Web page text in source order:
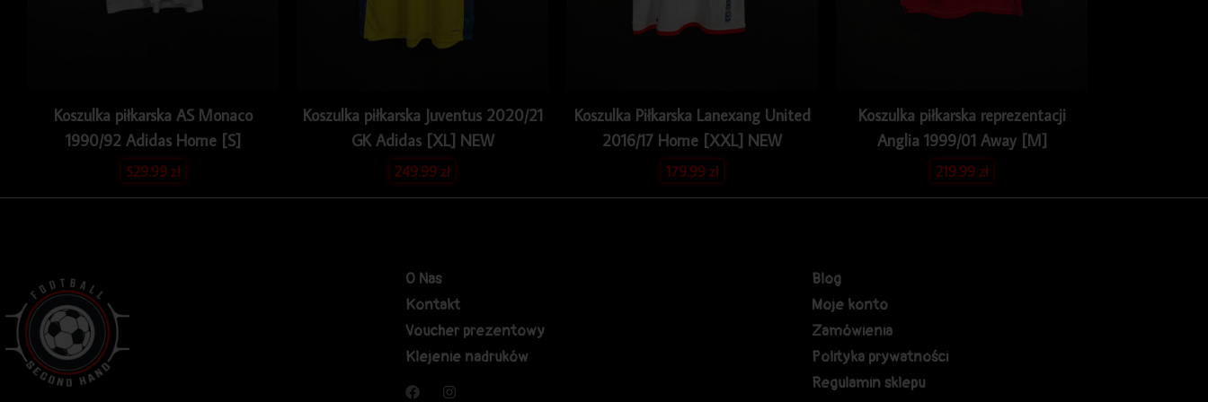
Koszulka piłkarska AS Monaco
1990/92 Adidas Home [S]
529.99zł
Koszulka piłkarska Juventus 2020/21
GK Adidas [XL] NEW
249.99zł
Koszulka Piłkarska Lanexang United
2016/17 Home [XXL] NEW
179.99zł
Koszulka piłkarska reprezentacji
Anglia 1999/01 Away [M]
219.99zł
O Nas
Kontakt
Voucher prezentowy
Klejenie nadruków
Blog
Moje konto
Zamówienia
Polityka prywatności
Regulamin sklepu